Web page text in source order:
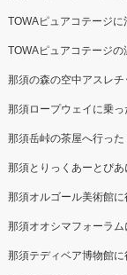
TOWAピュアコテージ
TOWAピュアコテージ
那須の森の空中アスレ
那須ロープウェイに乗っ
那須岳峠の茶屋へ行った
那須とりっくあーとぴあ
那須オルゴール美術館に
那須オオシマフォーラ
那須テディベア博物館に